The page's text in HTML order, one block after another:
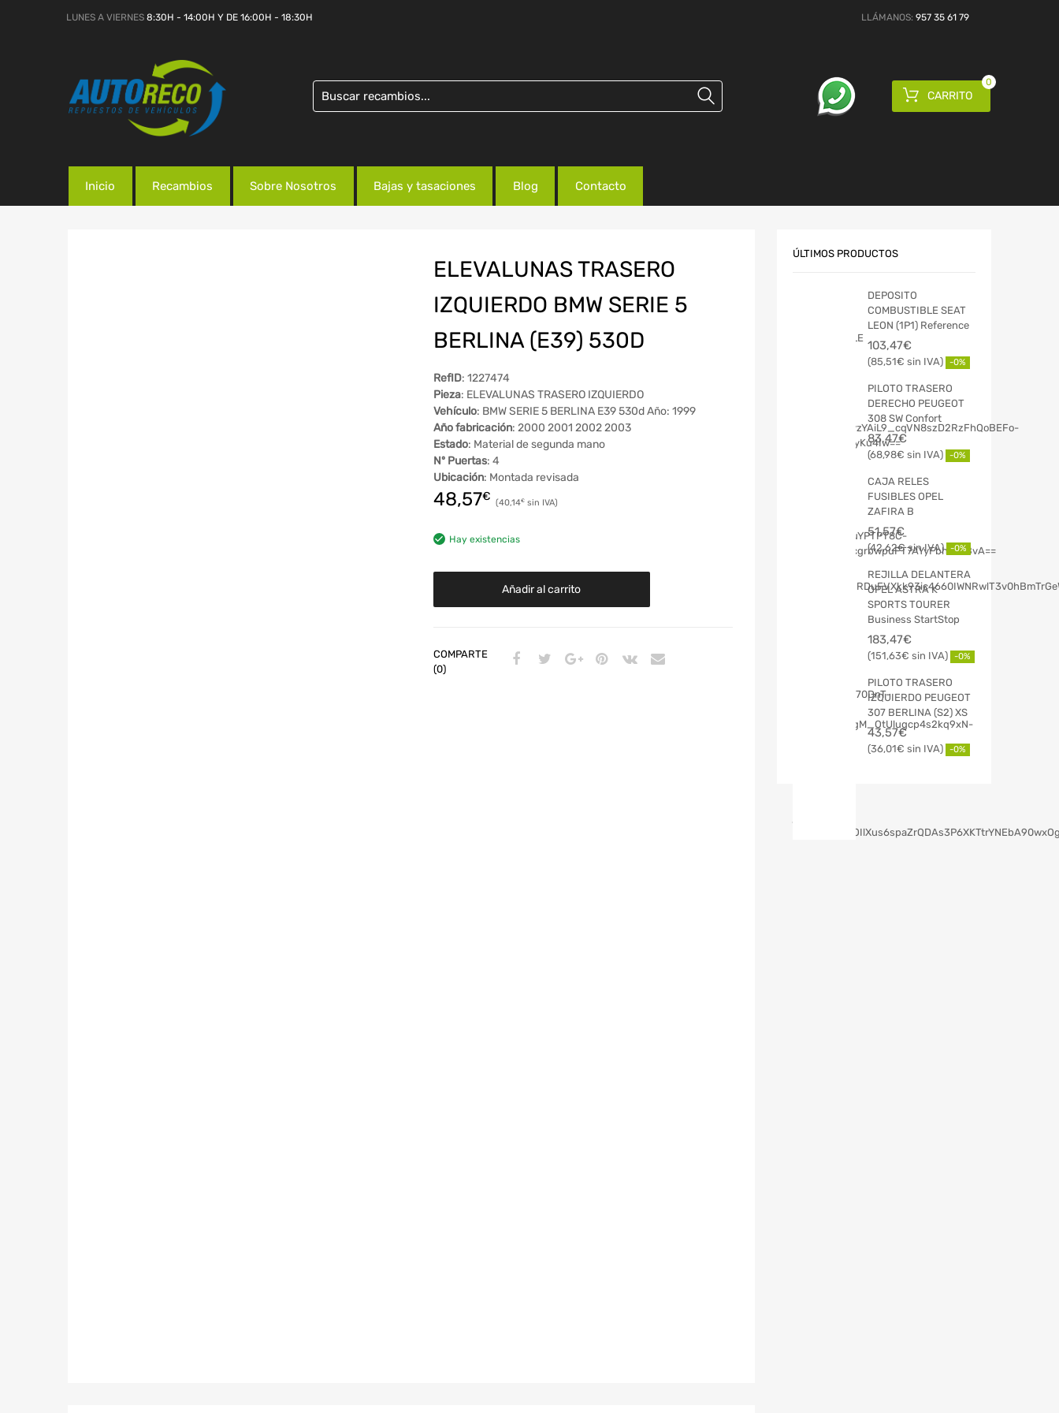
LUNES A VIERNES 8:30H - 14:00H Y DE 16:00H - 18:30H LLÁMANOS: 957 35 61 79
CARRITO
0
Inicio Recambios Sobre Nosotros Bajas y tasaciones Blog Contacto
ELEVALUNAS TRASERO
IZQUIERDO BMW SERIE 5
BERLINA (E39) 530D
RefID: 1227474
Pieza: ELEVALUNAS TRASERO IZQUIERDO
Vehículo: BMW SERIE 5 BERLINA E39 530d Año: 1999
Año fabricación: 2000 2001 2002 2003
Estado: Material de segunda mano
Nº Puertas: 4
Ubicación: Montada revisada
48,57€ 40,14€
Hay existencias
Añadir al carrito
COMPARTE
(0)
ÚLTIMOS PRODUCTOS
DEPOSITO
COMBUSTIBLE SEAT
LEON (1P1) Reference
103,47€
85,51€ -0%
PILOTO TRASERO
DERECHO PEUGEOT
308 SW Confort
83,47€
68,98€ -0%
CAJA RELES
FUSIBLES OPEL
ZAFIRA B
51,57€
42,62€ -0%
REJILLA DELANTERA
OPEL ASTRA K
SPORTS TOURER
Business StartStop
183,47€
151,63€ -0%
PILOTO TRASERO
IZQUIERDO PEUGEOT
307 BERLINA (S2) XS
43,57€
36,01€ -0%